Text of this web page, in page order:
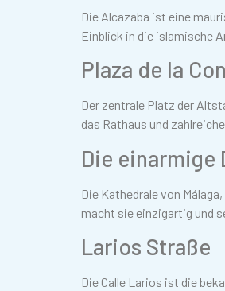
Die Alcazaba ist eine
Einblick in die islamische
Plaza de la
Der zentrale Platz der
das Rathaus und
Die einarmige
Die Kathedrale von
macht sie einzigartig und
Larios Straße
Die Calle Larios ist die